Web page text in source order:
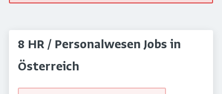
8 HR / Personalwesen Jobs in
Österreich